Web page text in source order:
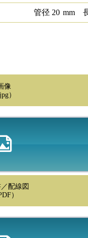
管径 20 mm
像
）
配線図
）